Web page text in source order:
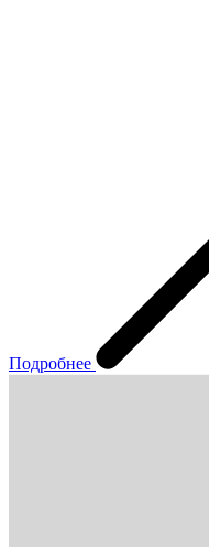
Подробнее